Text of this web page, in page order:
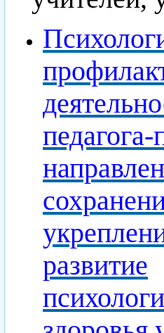
развитие